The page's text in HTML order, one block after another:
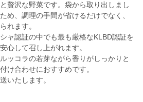
贅沢な野菜です。袋から取り出しまし
め、調理の手間が省けるだけでなく、
れます。
ャ認証の中でも最も厳格なKLBD認証を
心して召し上がれます。
ッコラの若芽ながら香りがしっかりと
け合わせにおすすめです。
いたします。